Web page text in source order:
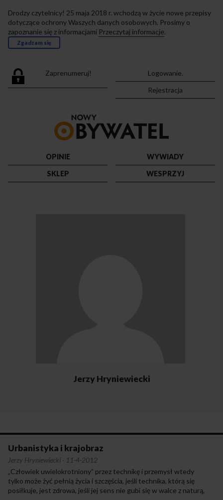
Drodzy czytelnicy! 25 maja 2018 r. wchodzą w życie nowe przepisy
dotyczące ochrony Waszych danych osobowych. Prosimy o
zapoznanie się z informacjami Przeczytaj informacje.
Zgadzam się
Zaprenumeruj!
Logowanie.
Rejestracja
strony
OPINIE
WYWIADY
SKLEP
WESPRZYJ
Jerzy Hryniewiecki
Urbanistyka i krajobraz
Jerzy Hryniewiecki · 11-4-2012
„Człowiek uwielokrotniony” przez technikę i przemysł wtedy
tylko może żyć pełnią życia i szczęścia, jeśli technika, którą się
posiłkuje, jest zdrowa, jeśli jej sens nie gubi się w walce z naturą,